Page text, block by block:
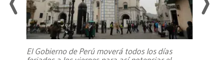
El Gobierno de Perú moverá todos los días